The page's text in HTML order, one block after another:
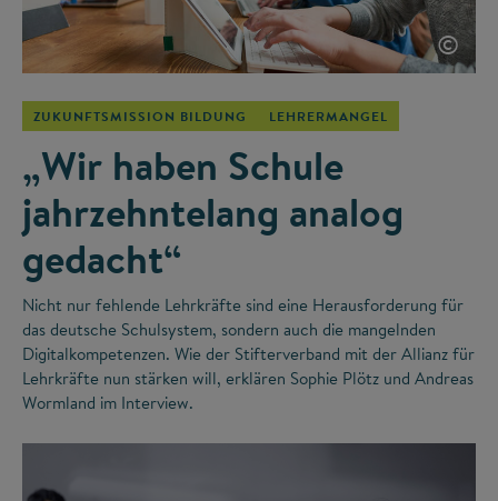
©
ZUKUNFTSMISSION BILDUNG LEHRERMANGEL
„Wir haben Schule
jahrzehntelang analog
gedacht“
Nicht nur fehlende Lehrkräfte sind eine Herausforderung für
das deutsche Schulsystem, sondern auch die mangelnden
Digitalkompetenzen. Wie der Stifterverband mit der Allianz für
Lehrkräfte nun stärken will, erklären Sophie Plötz und Andreas
Wormland im Interview.